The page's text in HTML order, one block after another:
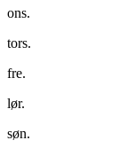
ons.
tors.
fre.
lør.
søn.